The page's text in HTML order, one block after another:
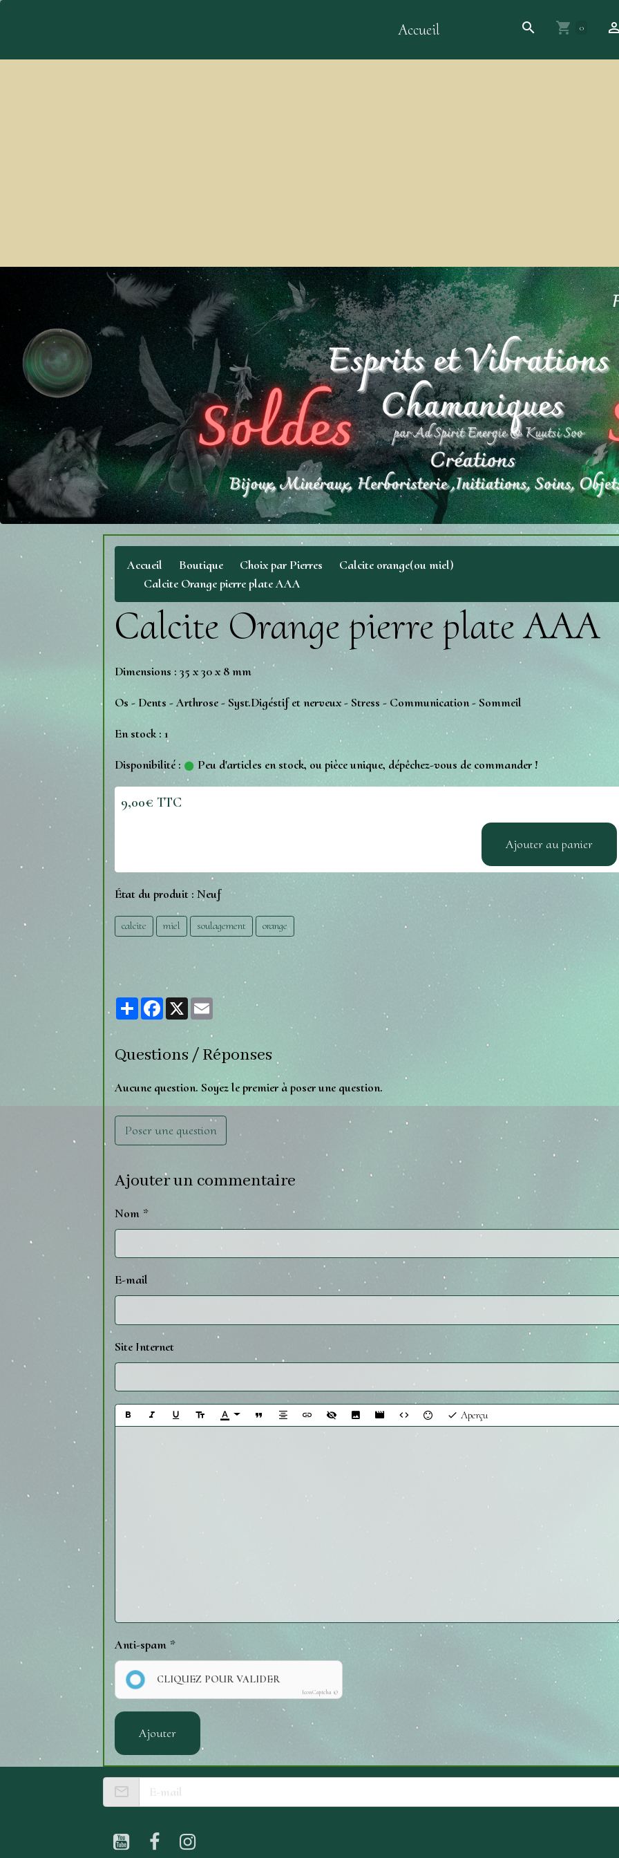
Accueil 0
Accueil Boutique Choix par Pierres
Calcite orange(ou miel)
Calcite Orange pierre plate AAA
Calcite Orange pierre plate AAA
Dimensions : 35 x 30 x 8 mm
Os - Dents - Arthrose - Syst.Digéstif et nerveux - Stress - Communication - Sommeil
En stock : 1
Disponibilité : Peu d'articles en stock, ou pièce unique, dépêchez-vous de commander !
9,00€ TTC
Ajouter au panier
État du produit : Neuf
calcite miel soulagement orange
PartagerFacebook
X Email
Questions / Réponses
Aucune question. Soyez le premier à poser une question.
Poser une question
Ajouter un commentaire
Nom
E-mail
Site Internet
Aperçu
Anti-spam
CLIQUEZ POUR VALIDER
IconCaptcha ©
Ajouter